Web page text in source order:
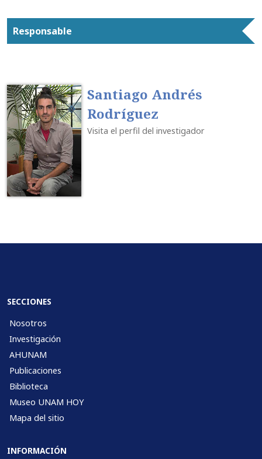
Responsable
Santiago Andrés
Rodríguez
Visita el perfil del investigador
SECCIONES
Nosotros
Investigación
AHUNAM
Publicaciones
Biblioteca
Museo UNAM HOY
Mapa del sitio
INFORMACIÓN